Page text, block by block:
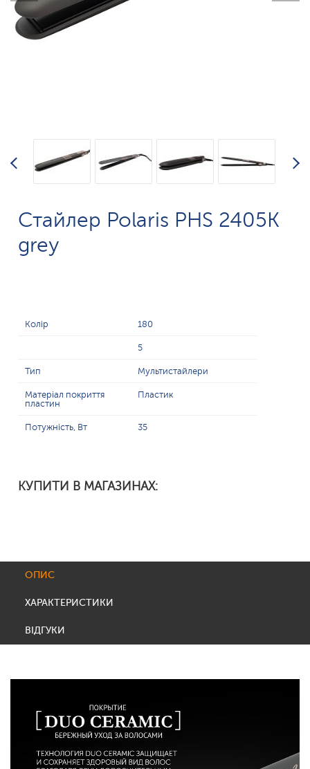
Стайлер Polaris PHS 2405K
grey
Колір 180
5
Тип Мультистайлери
Матеріал покриття
пластин
Пластик
Потужність, Вт 35
КУПИТИ В МАГАЗИНАХ:
ОПИС
ХАРАКТЕРИСТИКИ
ВІДГУКИ